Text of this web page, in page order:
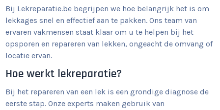
Bij Lekreparatie.be begrijpen we hoe belangrijk het is om
lekkages snel en effectief aan te pakken. Ons team van
ervaren vakmensen staat klaar om u te helpen bij het
opsporen en repareren van lekken, ongeacht de omvang of
locatie ervan.
Hoe werkt lekreparatie?
Bij het repareren van een lek is een grondige diagnose de
eerste stap. Onze experts maken gebruik van